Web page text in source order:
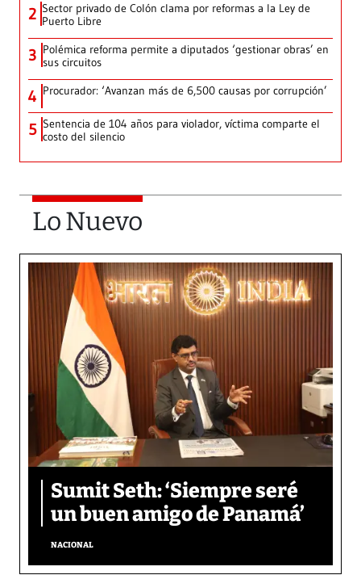
2 Sector privado de Colón clama por reformas a la Ley de
Puerto Libre
3 Polémica reforma permite a diputados ‘gestionar obras’ en
sus circuitos
4 Procurador: ‘Avanzan más de 6,500 causas por corrupción’
5 Sentencia de 104 años para violador, víctima comparte el
costo del silencio
Lo Nuevo
Sumit Seth: ‘Siempre seré
un buen amigo de Panamá’
NACIONAL